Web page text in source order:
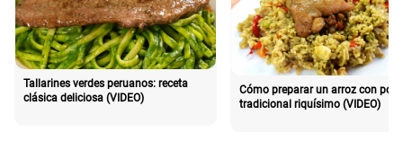
Tallarines verdes peruanos: receta
clásica deliciosa (VIDEO)
Cómo preparar un arroz con pollo
tradicional riquísimo (VIDEO)